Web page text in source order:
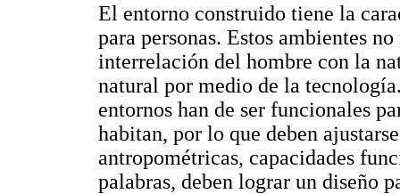
El entorno construido tiene la
para personas. Estos ambientes
interrelación del hombre con la
natural por medio de la
entornos han de ser funcionales
habitan, por lo que deben
antropométricas, capacidades
palabras, deben lograr un diseño